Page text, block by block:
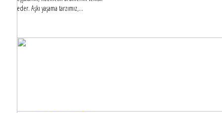
eder. Aşkı yaşama tarzımız,...